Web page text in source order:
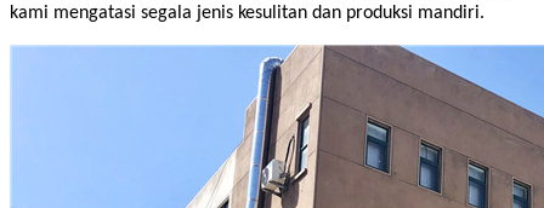
kami mengatasi segala jenis kesulitan dan produksi mandiri.